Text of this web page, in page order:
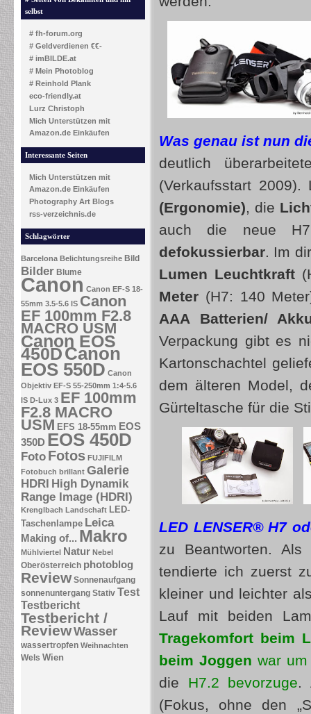
selbst
# fh-forum.org
# Geldverdienen €€-
# imBILDE.at
# Mein Photoblog
# Reinhold Plank
eco-friendly.at
Lurz Christoph
Mich Unterstützen mit
Amazon.de Einkäufen
Interessante Seiten
Mich Unterstützen mit
Amazon.de Einkäufen
Photography Art Blogs
rss-verzeichnis.de
Schlagwörter
Barcelona Belichtungsreihe Bild
Bilder Blume
Canon Canon EF-S 18-
55mm 3.5-5.6 IS Canon
EF 100mm F2.8
MACRO USM
Canon EOS
450DCanon
EOS 550D Canon
Objektiv EF-S 55-250mm 1:4-5.6
IS D-Lux 3 EF 100mm
F2.8 MACRO
USM EFS 18-55mm EOS
350D EOS 450D
Foto Fotos FUJIFILM
Fotobuch brillant Galerie
HDRI High Dynamik
Range Image (HDRI)
Krenglbach Landschaft LED-
Taschenlampe Leica
Making of... Makro
Mühlviertel Natur Nebel
Oberösterreich photoblog
Review Sonnenaufgang
sonnenuntergang Stativ Test
Testbericht
Testbericht /
ReviewWasser
wassertropfen Weihnachten
Wels Wien
Was genau ist nun
deutlich
(Verkaufsstart
(Ergonomie), die
auch die neue
defokussierbar. Im
Lumen Leuchtkraft
Meter (H7: 140
AAA Batterien/
Verpackung gibt es
Kartonschachtel
dem älteren Model,
Gürteltasche für die
LED LENSER® H7
zu Beantworten.
tendierte ich zuerst
kleiner und leichter
Lauf mit beiden
Tragekomfort beim
beim Joggen war
die H7.2 bevorzuge.
(Fokus, ohne den